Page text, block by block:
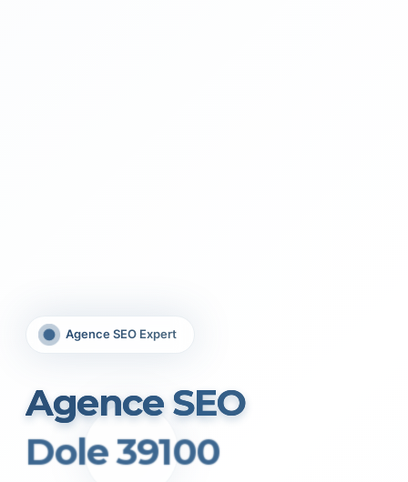
Agence SEO Expert
Agence SEO
Dole 39100